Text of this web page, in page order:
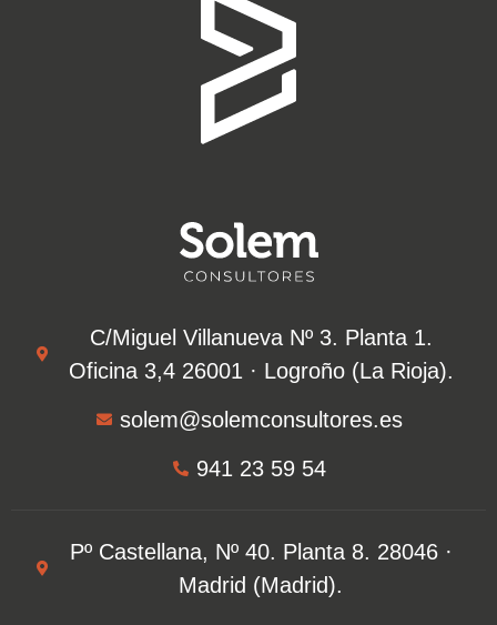
C/Miguel Villanueva Nº 3. Planta 1.
Oficina 3,4 26001 · Logroño (La Rioja).​
solem@solemconsultores.es
941 23 59 54
Pº Castellana, Nº 40. Planta 8. 28046 ·
Madrid (Madrid).